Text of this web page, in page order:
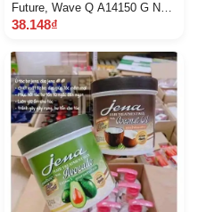
Future, Wave Q A14150 G N
5911 1647
38.148₫